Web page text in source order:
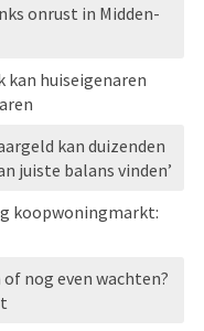
onrust in Midden-
kan huiseigenaren
kan duizenden
juiste balans vinden’
koopwoningmarkt:
nog even wachten?